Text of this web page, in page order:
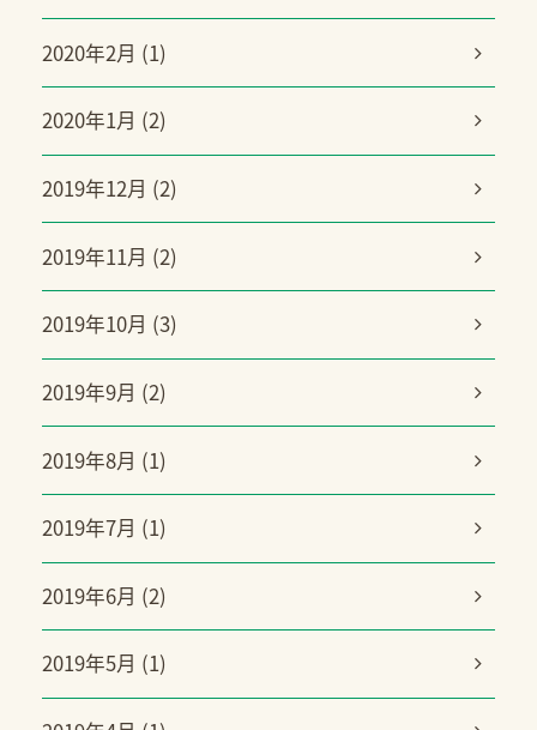
2020年2月 (1)
2020年1月 (2)
2019年12月 (2)
2019年11月 (2)
2019年10月 (3)
2019年9月 (2)
2019年8月 (1)
2019年7月 (1)
2019年6月 (2)
2019年5月 (1)